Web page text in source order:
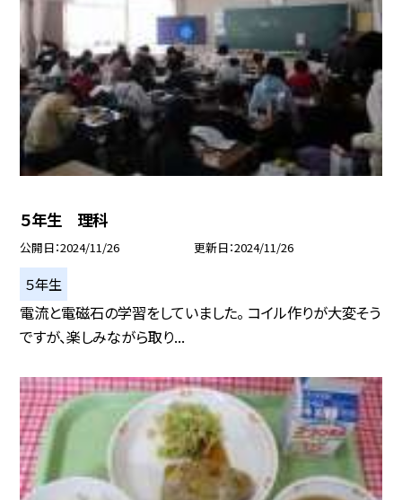
５年生 理科
公開日 2024/11/26 更新日 2024/11/26
５年生
電流と電磁石の学習をしていました。 コイル作りが大変そう
ですが、楽しみながら取り...